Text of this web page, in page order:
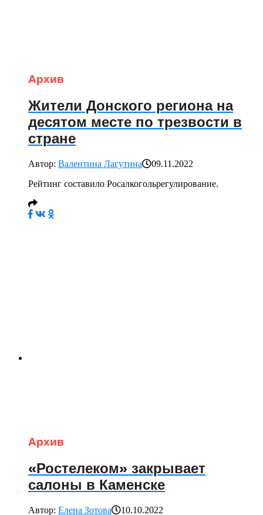
Архив
Жители Донского региона на
десятом месте по трезвости в
стране
Автор: Валентина Лагутина
09.11.2022
Рейтинг составило Росалкогольрегулирование.
Архив
«Ростелеком» закрывает
салоны в Каменске
Автор: Елена Зотова
10.10.2022